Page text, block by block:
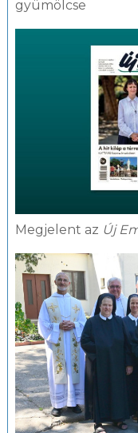
gyümölcse
Megjelent az Új